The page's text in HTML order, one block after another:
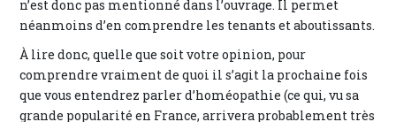
n’est donc pas mentionné dans l’ouvrage. Il permet
néanmoins d’en comprendre les tenants et aboutissants.
À lire donc, quelle que soit votre opinion, pour
comprendre vraiment de quoi il s’agit la prochaine fois
que vous entendrez parler d’homéopathie (ce qui, vu sa
grande popularité en France, arrivera probablement très